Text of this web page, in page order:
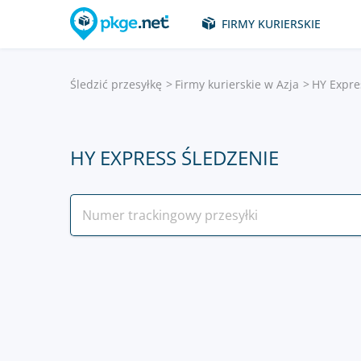
FIRMY KURIERSKIE
Śledzić przesyłkę Firmy kurierskie w Azja HY
HY EXPRESS ŚLEDZENIE